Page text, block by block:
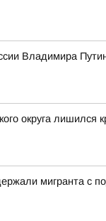
Владимира
округа лишился
мигранта с